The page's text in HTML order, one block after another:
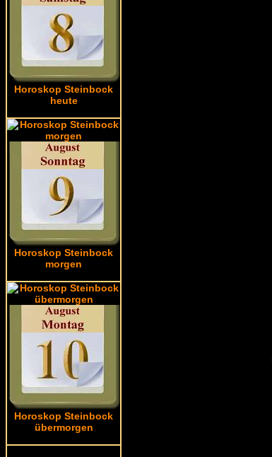
Horoskop Steinbock
heute
Horoskop Steinbock
morgen
Horoskop Steinbock
übermorgen